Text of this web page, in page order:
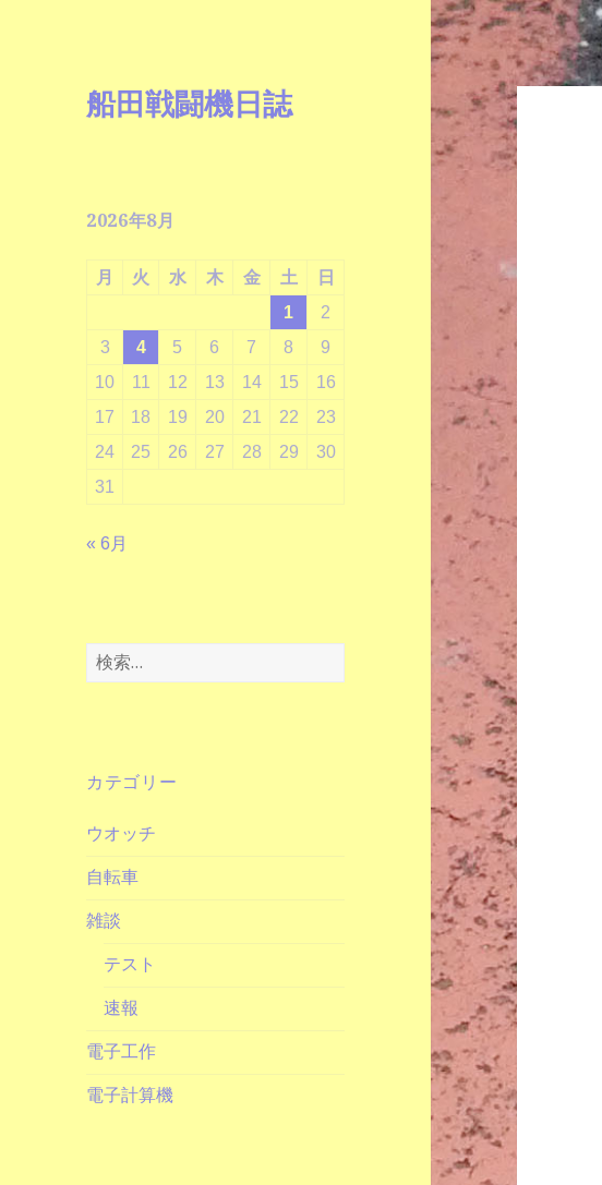
船田戦闘機日誌
2026年8月
月 火 水 木 金 土
日
1
2
3
4 5 6 7 8
9
10
11 12 13 14 15
16
17
18 19 20 21 22
23
24
25 26 27 28 29
30
31
« 6月
検
索:
カテゴリー
ウオッチ
自転車
雑談
テスト
速報
電子工作
電子計算機